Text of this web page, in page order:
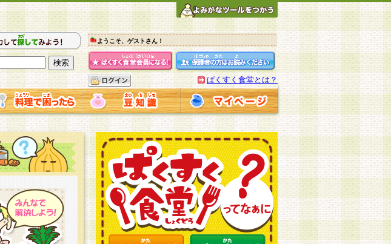
ようこそ、ゲストさん！
ぱくすく食堂とは？